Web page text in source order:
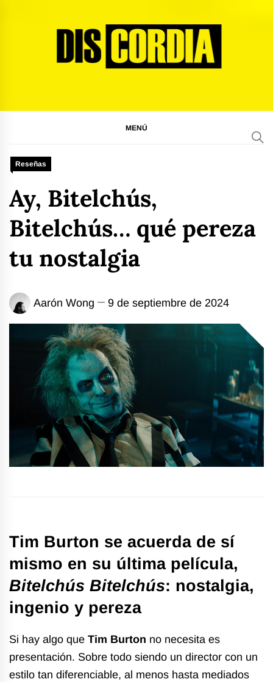
MENÚ
Reseñas
Ay, Bitelchús,
Bitelchús… qué pereza
tu nostalgia
Aarón Wong 9 de septiembre de 2024
Tim Burton se acuerda de sí
mismo en su última película,
Bitelchús Bitelchús: nostalgia,
ingenio y pereza
Si hay algo que Tim Burton no necesita es
presentación. Sobre todo siendo un director con un
estilo tan diferenciable, al menos hasta mediados